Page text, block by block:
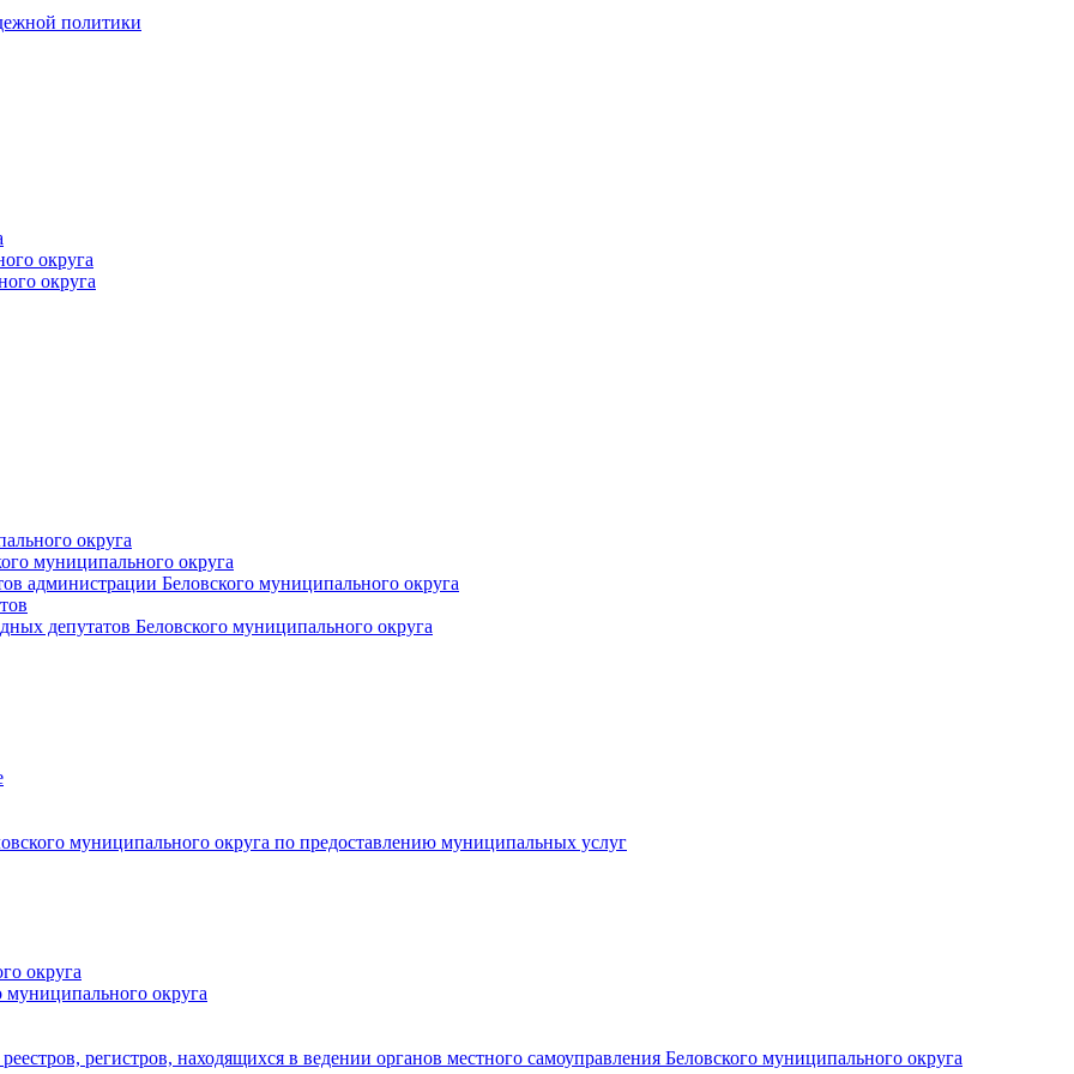
политики
округа
округа
округа
муниципального округа
администрации Беловского муниципального округа
депутатов Беловского муниципального округа
муниципального округа по предоставлению муниципальных услуг
округа
муниципального округа
регистров, находящихся в ведении органов местного самоуправления Беловского муниципального округа